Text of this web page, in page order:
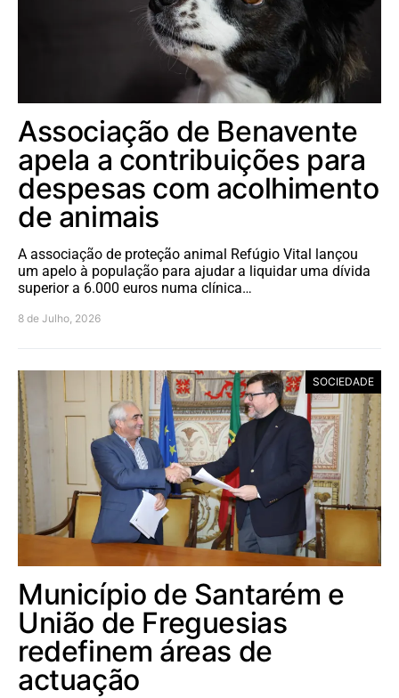
Associação de Benavente
apela a contribuições para
despesas com acolhimento
de animais
A associação de proteção animal Refúgio Vital lançou
um apelo à população para ajudar a liquidar uma dívida
superior a 6.000 euros numa clínica…
8 de Julho, 2026
SOCIEDADE
Município de Santarém e
União de Freguesias
redefinem áreas de
actuação